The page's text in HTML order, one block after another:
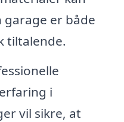
er både
tiltalende.
i
vil sikre, at